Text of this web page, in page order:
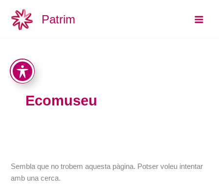
contingut
Patrim
Ecomuseu
Sembla que no trobem aquesta pàgina. Potser voleu intentar
amb una cerca.